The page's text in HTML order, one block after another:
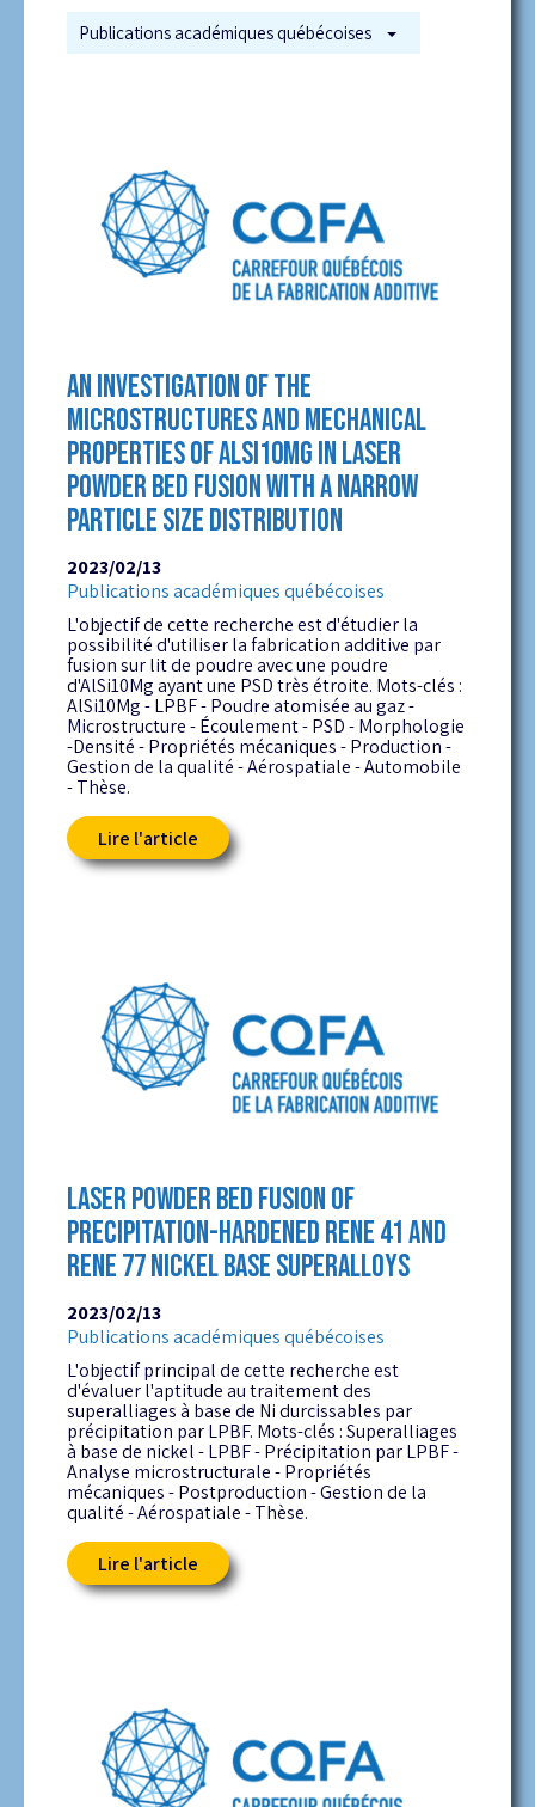
Publications académiques québécoises
AN INVESTIGATION OF THE
MICROSTRUCTURES AND MECHANICAL
PROPERTIES OF ALSI10MG IN LASER
POWDER BED FUSION WITH A NARROW
PARTICLE SIZE DISTRIBUTION
2023/02/13
Publications académiques québécoises
L'objectif de cette recherche est d'étudier la
possibilité d'utiliser la fabrication additive par
fusion sur lit de poudre avec une poudre
d'AlSi10Mg ayant une PSD très étroite. Mots-clés :
AlSi10Mg - LPBF - Poudre atomisée au gaz -
Microstructure - Écoulement - PSD - Morphologie
-Densité - Propriétés mécaniques - Production -
Gestion de la qualité - Aérospatiale - Automobile
- Thèse.
Lire l'article
LASER POWDER BED FUSION OF
PRECIPITATION-HARDENED RENE 41 AND
RENE 77 NICKEL BASE SUPERALLOYS
2023/02/13
Publications académiques québécoises
L'objectif principal de cette recherche est
d'évaluer l'aptitude au traitement des
superalliages à base de Ni durcissables par
précipitation par LPBF. Mots-clés : Superalliages
à base de nickel - LPBF - Précipitation par LPBF -
Analyse microstructurale - Propriétés
mécaniques - Postproduction - Gestion de la
qualité - Aérospatiale - Thèse.
Lire l'article